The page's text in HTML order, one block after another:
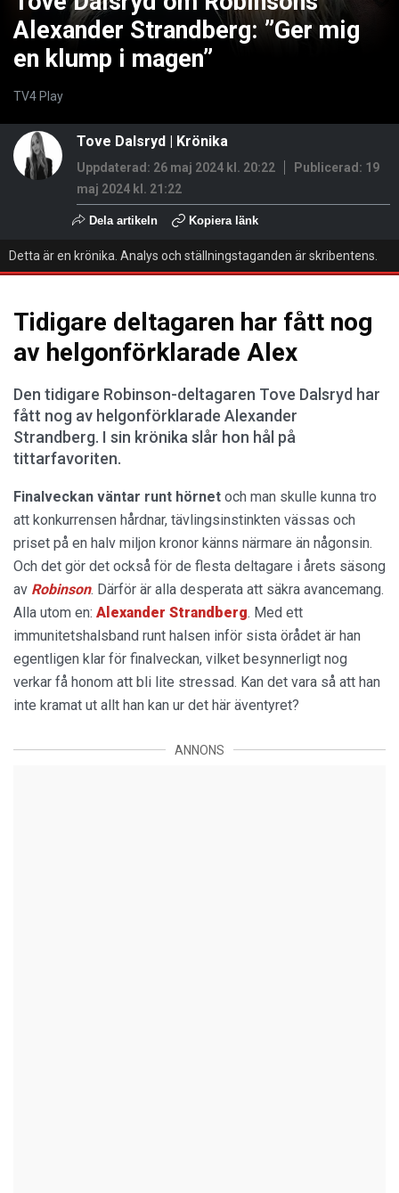
Alexander Strandberg: ”Ger mig
en klump i magen”
TV4 Play
Tove Dalsryd | Krönika
Uppdaterad: 26 maj 2024 kl. 20:22 Publicerad: 19
maj 2024 kl. 21:22
Dela artikeln Kopiera länk
Detta är en krönika. Analys och ställningstaganden är skribentens.
Tidigare deltagaren har fått nog
av helgonförklarade Alex
Den tidigare Robinson-deltagaren Tove Dalsryd har
fått nog av helgonförklarade Alexander
Strandberg. I sin krönika slår hon hål på
tittarfavoriten.
Finalveckan väntar runt hörnet och man skulle kunna tro
att konkurrensen hårdnar, tävlingsinstinkten vässas och
priset på en halv miljon kronor känns närmare än någonsin.
Och det gör det också för de flesta deltagare i årets säsong
av Robinson. Därför är alla desperata att säkra avancemang.
Alla utom en: Alexander Strandberg. Med ett
immunitetshalsband runt halsen inför sista örådet är han
egentligen klar för finalveckan, vilket besynnerligt nog
verkar få honom att bli lite stressad. Kan det vara så att han
inte kramat ut allt han kan ur det här äventyret?
ANNONS